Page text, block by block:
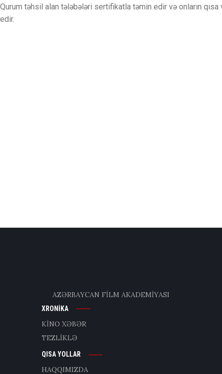
Qurum təhsil alan tələbələri sertifikatla təmin edir və onların qısa
edir.
AZƏRBAYCAN FİLM AKADEMİYASI
XRONİKA
KİNO XƏBƏR
TEZLİKLƏ
QISA YOLLAR
HAQQIMIZDA